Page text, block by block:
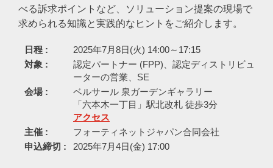
べる訴求ポイントなど、ソリューション提案の現場で
求められる知識と実践的なヒントをご紹介します。
日程 :
2025年7月8日(火) 14:00～17:15
対象 :
認定パートナー (FPP)、認定ディストリビュ
ーターの営業、SE
会場 :
ベルサール 泉ガーデンギャラリー
「六本木一丁目」駅北改札 徒歩3分
アクセス
主催 :
フォーティネットジャパン合同会社
申込締切 :
2025年7月4日(金) 17:00